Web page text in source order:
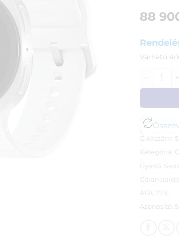
88
Várható
Cikkszám:
Kategória:
Gyártó:
ÁFA: 27%
Azonosító: